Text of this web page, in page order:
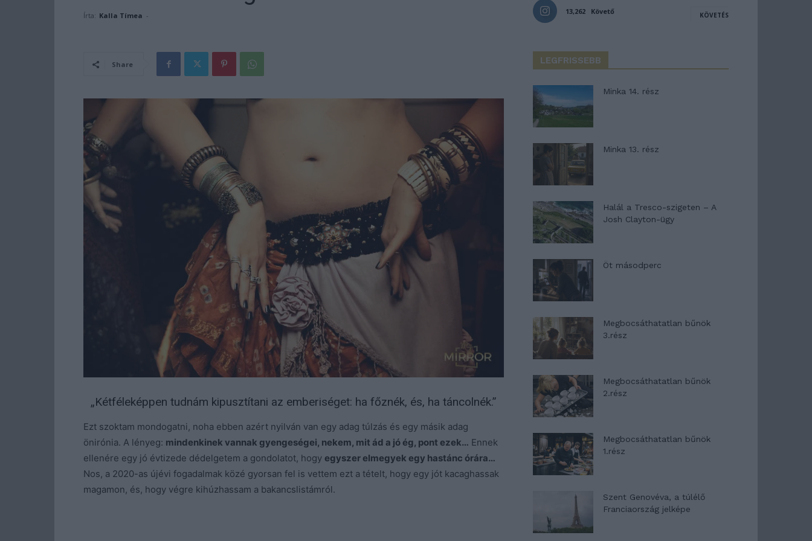
Írta: Kalla Tímea -
Share
„Kétféleképpen tudnám kipusztítani az emberiséget: ha főznék, és, ha táncolnék.”
Ezt szoktam mondogatni, noha ebben azért nyilván van egy adag túlzás és egy másik adag
önirónia. A lényeg: mindenkinek vannak gyengeségei, nekem, mit ád a jó ég, pont ezek… Ennek
ellenére egy jó évtizede dédelgetem a gondolatot, hogy egyszer elmegyek egy hastánc órára…
Nos, a 2020-as újévi fogadalmak közé gyorsan fel is vettem ezt a tételt, hogy egy jót kacaghassak
magamon, és, hogy végre kihúzhassam a bakancslistámról.
13,262 Követő KÖVETÉS
LEGFRISSEBB
Minka 14. rész
Minka 13. rész
Halál a Tresco-szigeten – A
Josh Clayton-ügy
Öt másodperc
Megbocsáthatatlan bűnök
3.rész
Megbocsáthatatlan bűnök
2.rész
Megbocsáthatatlan bűnök
1.rész
Szent Genovéva, a túlélő
Franciaország jelképe